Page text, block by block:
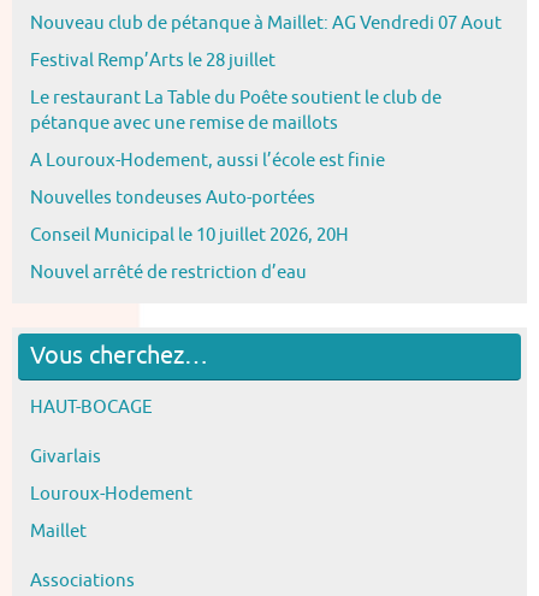
Nouveau club de pétanque à Maillet: AG Vendredi 07 Aout
Festival Remp’Arts le 28 juillet
Le restaurant La Table du Poête soutient le club de
pétanque avec une remise de maillots
A Louroux-Hodement, aussi l’école est finie
Nouvelles tondeuses Auto-portées
Conseil Municipal le 10 juillet 2026, 20H
Nouvel arrêté de restriction d’eau
Vous cherchez…
HAUT-BOCAGE
Givarlais
Louroux-Hodement
Maillet
Associations